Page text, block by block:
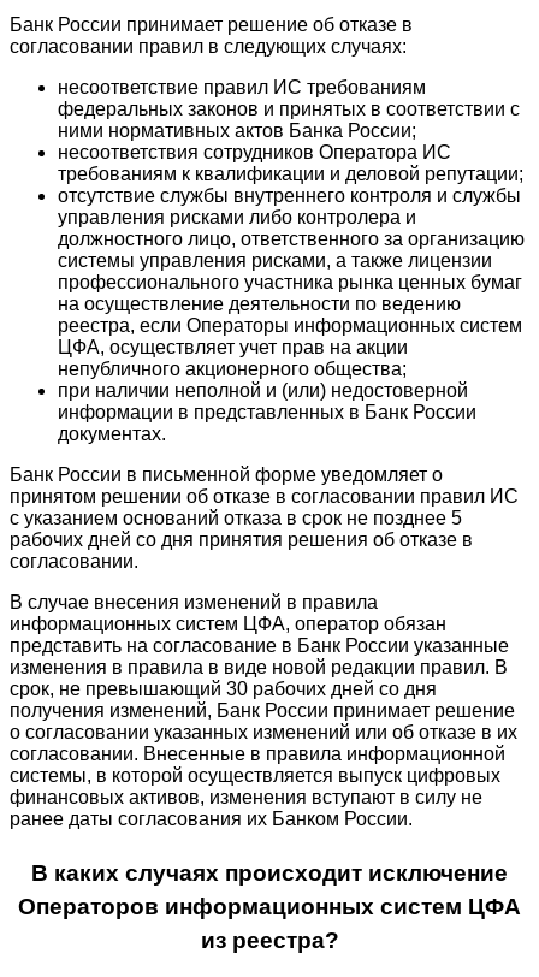
Банк России принимает решение об отказе в
согласовании правил в следующих случаях:
несоответствие правил ИС требованиям
федеральных законов и принятых в соответствии с
ними нормативных актов Банка России;
несоответствия сотрудников Оператора ИС
требованиям к квалификации и деловой репутации;
отсутствие службы внутреннего контроля и службы
управления рисками либо контролера и
должностного лицо, ответственного за организацию
системы управления рисками, а также лицензии
профессионального участника рынка ценных бумаг
на осуществление деятельности по ведению
реестра, если Операторы информационных систем
ЦФА, осуществляет учет прав на акции
непубличного акционерного общества;
при наличии неполной и (или) недостоверной
информации в представленных в Банк России
документах.
Банк России в письменной форме уведомляет о
принятом решении об отказе в согласовании правил ИС
с указанием оснований отказа в срок не позднее 5
рабочих дней со дня принятия решения об отказе в
согласовании.
В случае внесения изменений в правила
информационных систем ЦФА, оператор обязан
представить на согласование в Банк России указанные
изменения в правила в виде новой редакции правил. В
срок, не превышающий 30 рабочих дней со дня
получения изменений, Банк России принимает решение
о согласовании указанных изменений или об отказе в их
согласовании. Внесенные в правила информационной
системы, в которой осуществляется выпуск цифровых
финансовых активов, изменения вступают в силу не
ранее даты согласования их Банком России.
В каких случаях происходит исключение
Операторов информационных систем ЦФА
из реестра?